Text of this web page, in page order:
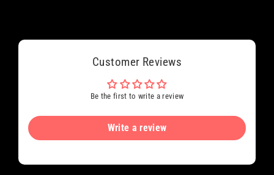
Customer Reviews
Be the first to write a review
Write a review